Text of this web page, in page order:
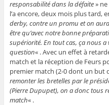
responsabilité dans la défaite» ne
l’a encore, deux mois plus tard,
derby, contre un promu et on
être qu’avec notre bonne
supériorité. En tout cas, ça nous
question« . Avec un effet à
match et la réception de Feurs
premier match (2-0 dont un but
remonter les bretelles par le
(Pierre Dupupet), on a donc tous
match« .